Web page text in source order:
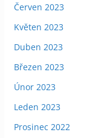
Červen 2023
Květen 2023
Duben 2023
Březen 2023
Únor 2023
Leden 2023
Prosinec 2022